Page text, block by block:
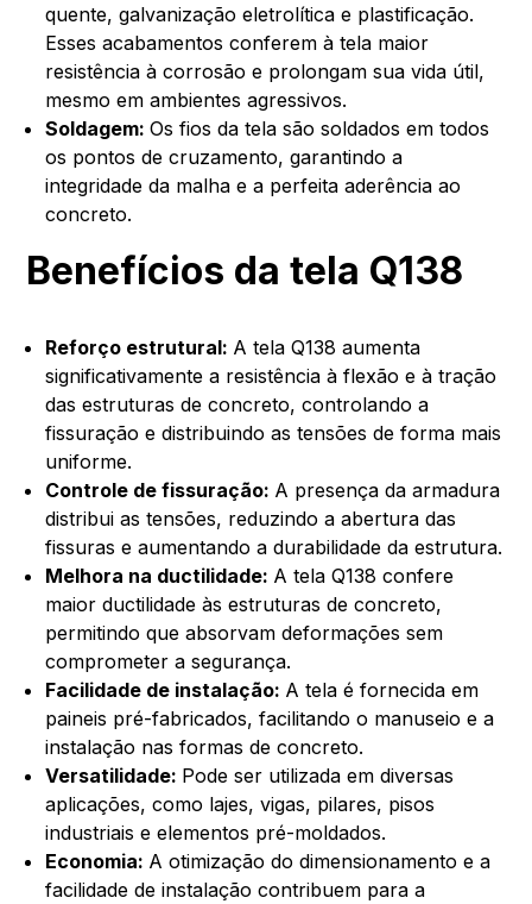
quente, galvanização eletrolítica e plastificação.
Esses acabamentos conferem à tela maior
resistência à corrosão e prolongam sua vida útil,
mesmo em ambientes agressivos.
Soldagem:Os fios da tela são soldados em todos
os pontos de cruzamento, garantindo a
integridade da malha e a perfeita aderência ao
concreto.
Benefícios da tela Q138
Reforço estrutural: A tela Q138 aumenta
significativamente a resistência à flexão e à tração
das estruturas de concreto, controlando a
fissuração e distribuindo as tensões de forma mais
uniforme.
Controle de fissuração: A presença da armadura
distribui as tensões, reduzindo a abertura das
fissuras e aumentando a durabilidade da estrutura.
Melhora na ductilidade: A tela Q138 confere
maior ductilidade às estruturas de concreto,
permitindo que absorvam deformações sem
comprometer a segurança.
Facilidade de instalação: A tela é fornecida em
paineis pré-fabricados, facilitando o manuseio e a
instalação nas formas de concreto.
Versatilidade: Pode ser utilizada em diversas
aplicações, como lajes, vigas, pilares, pisos
industriais e elementos pré-moldados.
Economia: A otimização do dimensionamento e a
facilidade de instalação contribuem para a